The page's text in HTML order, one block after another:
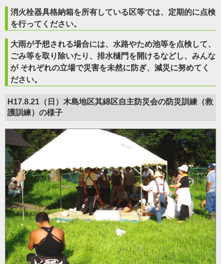
消火栓器具格納箱を所有している区等では、定期的に点検
を行ってください。
大雨が予想される場合には、水路やため池等を点検して、
ごみ等を取り除いたり、排水樋門を開けるなどし、みんな
が それぞれの立場で災害を未然に防ぎ、減災に努めてく
ださい。
H17.8.21（日）木島地区其綿区自主防災会の防災訓練（救
護訓練）の様子